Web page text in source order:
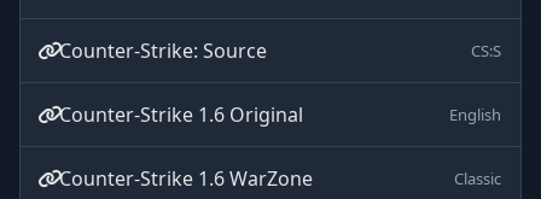
Counter-Strike: Source CS:S
Counter-Strike 1.6 Original English
Counter-Strike 1.6 WarZone Classic